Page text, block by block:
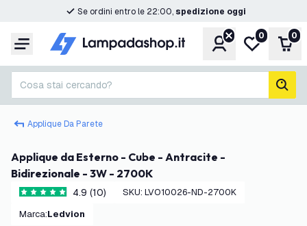
Se ordini entro le 22:00, spedizione oggi
Menu Account
Lista
0 0
Cosa stai cercando?
Applique Da Parete
Applique da Esterno - Cube - Antracite -
Bidirezionale - 3W - 2700K
4.9 stelle di valutazione
4.9 (10) SKU: LVO10026-ND-2700K
Marca: Ledvion